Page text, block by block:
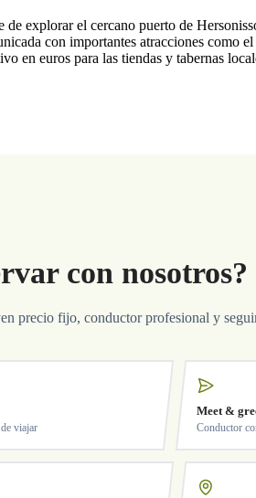
de explorar el cercano puerto de
con importantes atracciones como
en euros para las tiendas y tabernas
con nosotros?
precio fijo, conductor profesional y
viajar
Meet &
Conductor